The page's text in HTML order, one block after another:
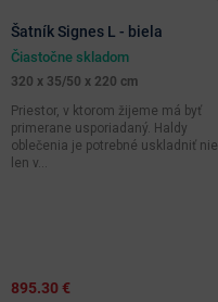
Šatník Signes L - biela
Čiastočne skladom
320 x 35/50 x 220 cm
Priestor, v ktorom žijeme má byť
primerane usporiadaný. Haldy
oblečenia je potrebné uskladniť nie
len v...
895.30 €